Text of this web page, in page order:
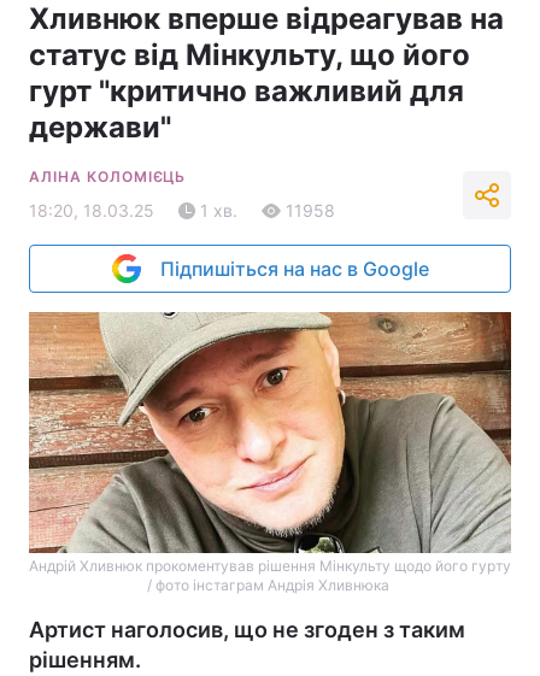
Хливнюк вперше відреагував на
статус від Мінкульту, що його
гурт "критично важливий для
держави"
АЛІНА КОЛОМІЄЦЬ
18:20, 18.03.25 1 хв. 11958
Підпишіться на нас в Google
Андрій Хливнюк прокоментував рішення Мінкульту щодо його гурту
/ фото інстаграм Андрія Хливнюка
Артист наголосив, що не згоден з таким
рішенням.